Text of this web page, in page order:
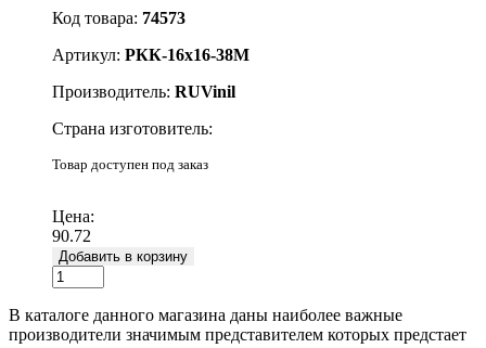
Код товара: 74573
Артикул: РКК-16х16-38М
Производитель: RUVinil
Страна изготовитель:
Товар доступен под заказ
Цена:
90.72
Добавить в корзину
В каталоге данного магазина даны наиболее важные
производители значимым представителем которых предстает